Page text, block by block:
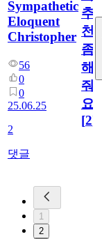
Sympathetic
Eloquent
Christopher
56
0
0
25.06.25
2
댓글
추
천
좀
해
줘
요
[2]
1
2